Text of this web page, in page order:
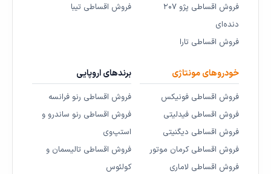
فروش اقساطی پژو ۲۰۷
دنده‌ای
فروش اقساطی تارا
فروش اقساطی تیبا
خودروهای مونتاژی
فروش اقساطی فونیکس
فروش اقساطی فیدلیتی
فروش اقساطی دیگنیتی
فروش اقساطی کرمان موتور
فروش اقساطی لاماری
برندهای اروپایی
فروش اقساطی رنو فرانسه
فروش اقساطی رنو ساندرو و
استپ‌وی
فروش اقساطی تالیسمان و
کولئوس